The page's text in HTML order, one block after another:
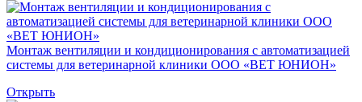
Монтаж вентиляции и кондиционирования с автоматизацией
системы для ветеринарной клиники ООО «ВЕТ ЮНИОН»
Открыть